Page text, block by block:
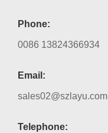
Phone:
0086 13824366934
Email:
sales02@szlayu.com
Telephone: